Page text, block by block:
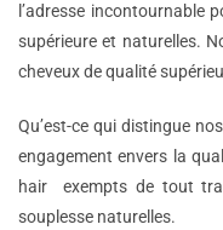
l’adresse incontournable
supérieure et naturelles.
cheveux de qualité
Qu’est-ce qui distingue nos
engagement envers la
hair exempts de tout
souplesse naturelles.